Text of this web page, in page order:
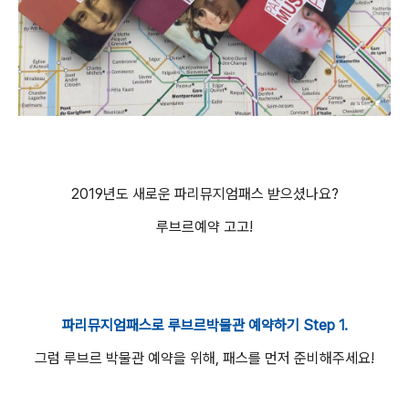
2019년도 새로운 파리뮤지엄패스 받으셨나요?
루브르예약 고고!
파리뮤지엄패스로 루브르박물관 예약하기 Step 1.
그럼 루브르 박물관 예약을 위해, 패스를 먼저 준비해주세요!